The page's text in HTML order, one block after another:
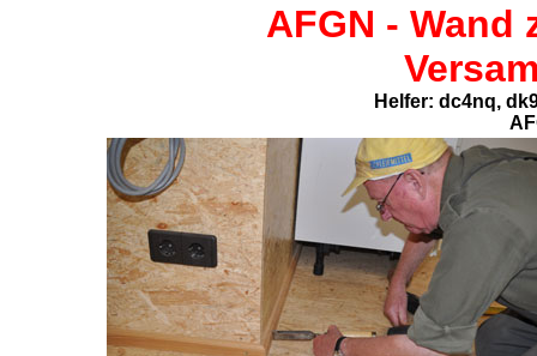
AFGN - Wand
Helfer: dc4nq,